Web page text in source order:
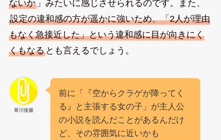
ないか」みたいに感じさせられるのです。また、
設定の違和感の方が遥かに強いため、「2人が理由
もなく急接近した」という違和感に目が向きにく
くもなるとも言えるでしょう。
犀川後藤
前に「『空からクラゲが降ってく
る』と主張する女の子」が主人公
の小説を読んだことがあるんだけ
ど、その雰囲気に近いかも